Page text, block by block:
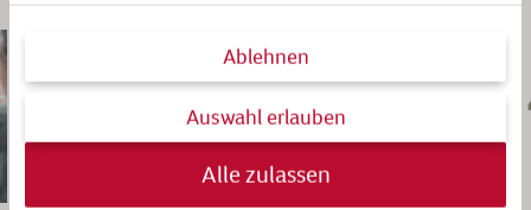
Alle zulassen
Auswahl erlauben
Ablehnen